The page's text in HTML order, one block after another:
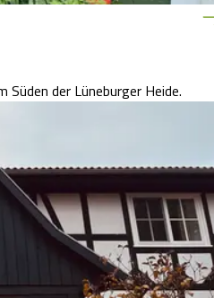
der Lüneburger Heide.